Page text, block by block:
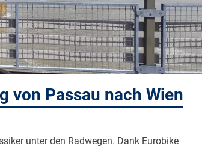
von Passau nach Wien
unter den Radwegen. Dank Eurobike